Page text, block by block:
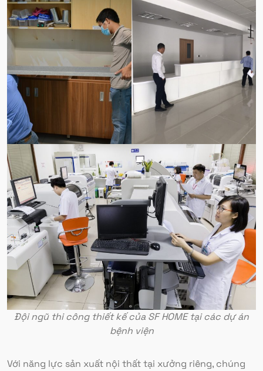
Đội ngũ thi công thiết kế của SF HOME tại các dự án
bệnh viện
Với năng lực sản xuất nội thất tại xưởng riêng, chúng